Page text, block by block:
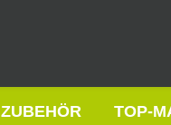
ZUBEHÖR TOP-